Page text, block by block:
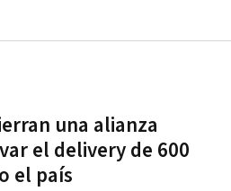
una alianza
el delivery de 600
el país